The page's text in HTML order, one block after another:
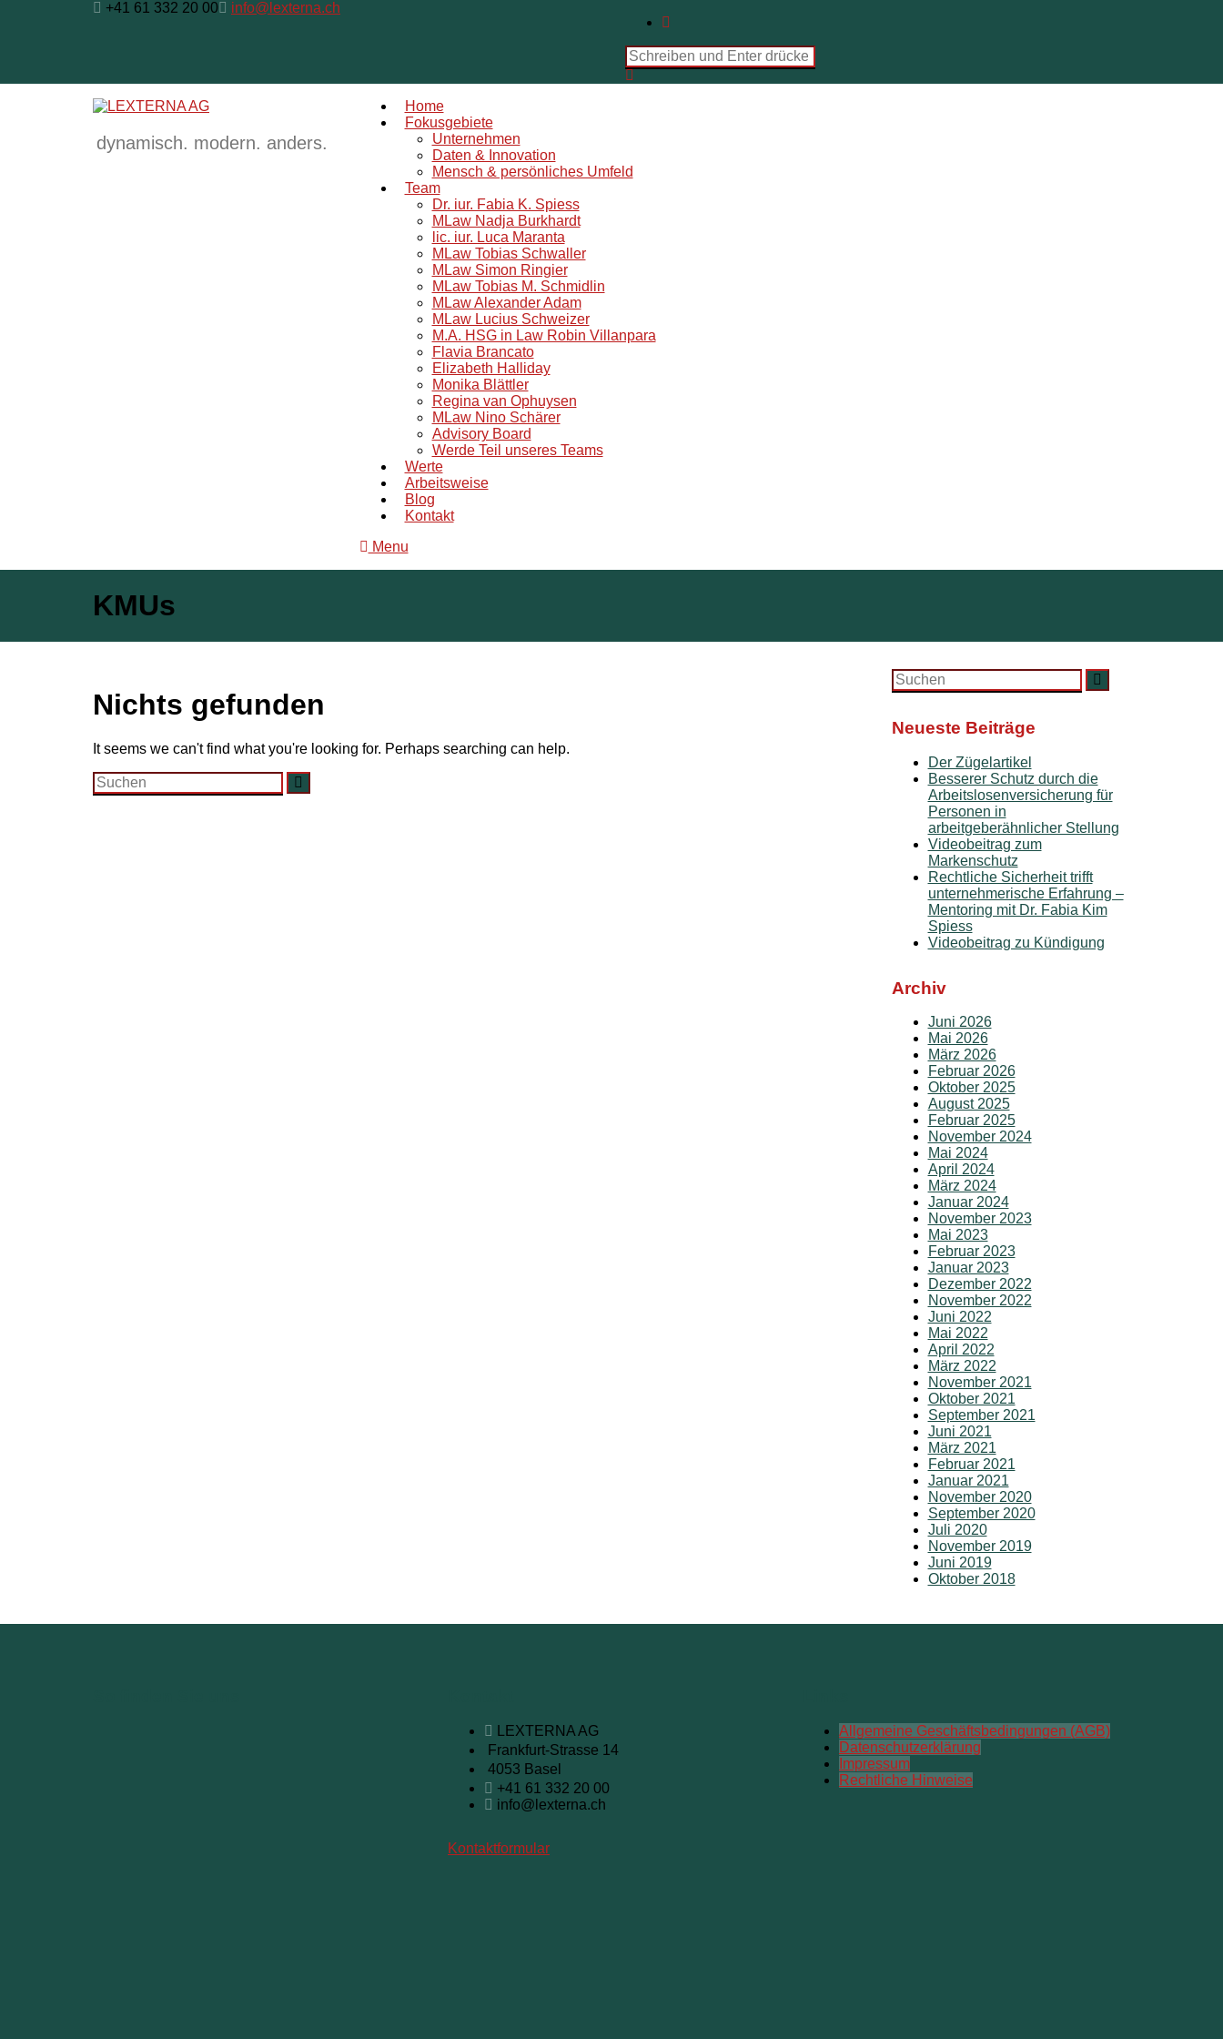
+41 61 332 20 00 info@lexterna.ch
Search
for:
dynamisch. modern. anders.
Home
Fokusgebiete
Unternehmen
Daten & Innovation
Mensch & persönliches Umfeld
Team
Dr. iur. Fabia K. Spiess
MLaw Nadja Burkhardt
lic. iur. Luca Maranta
MLaw Tobias Schwaller
MLaw Simon Ringier
MLaw Tobias M. Schmidlin
MLaw Alexander Adam
MLaw Lucius Schweizer
M.A. HSG in Law Robin Villanpara
Flavia Brancato
Elizabeth Halliday
Monika Blättler
Regina van Ophuysen
MLaw Nino Schärer
Advisory Board
Werde Teil unseres Teams
Werte
Arbeitsweise
Blog
Kontakt
Menu
KMUs
Nichts gefunden
It seems we can't find what you're looking for. Perhaps searching can help.
Search
for:
Search
for:
Neueste Beiträge
Der Zügelartikel
Besserer Schutz durch die
Arbeitslosenversicherung für
Personen in
arbeitgeberähnlicher Stellung
Videobeitrag zum
Markenschutz
Rechtliche Sicherheit trifft
unternehmerische Erfahrung –
Mentoring mit Dr. Fabia Kim
Spiess
Videobeitrag zu Kündigung
Archiv
Juni 2026
Mai 2026
März 2026
Februar 2026
Oktober 2025
August 2025
Februar 2025
November 2024
Mai 2024
April 2024
März 2024
Januar 2024
November 2023
Mai 2023
Februar 2023
Januar 2023
Dezember 2022
November 2022
Juni 2022
Mai 2022
April 2022
März 2022
November 2021
Oktober 2021
September 2021
Juni 2021
März 2021
Februar 2021
Januar 2021
November 2020
September 2020
Juli 2020
November 2019
Juni 2019
Oktober 2018
LEXTERNA AG
Frankfurt-Strasse 14
4053 Basel
+41 61 332 20 00
info@lexterna.ch
Kontaktformular
Allgemeine Geschäftsbedingungen (AGB)
Datenschutzerklärung
Impressum
Rechtliche Hinweise